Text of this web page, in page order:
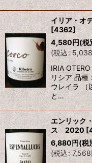
イリア・
[4362]
4,580円(税
(税込: 5,038
IRIA
リシア 品
ウレイラ （
と…
エンリック
ス 2020 [
6,880円(税
(税込: 7,568